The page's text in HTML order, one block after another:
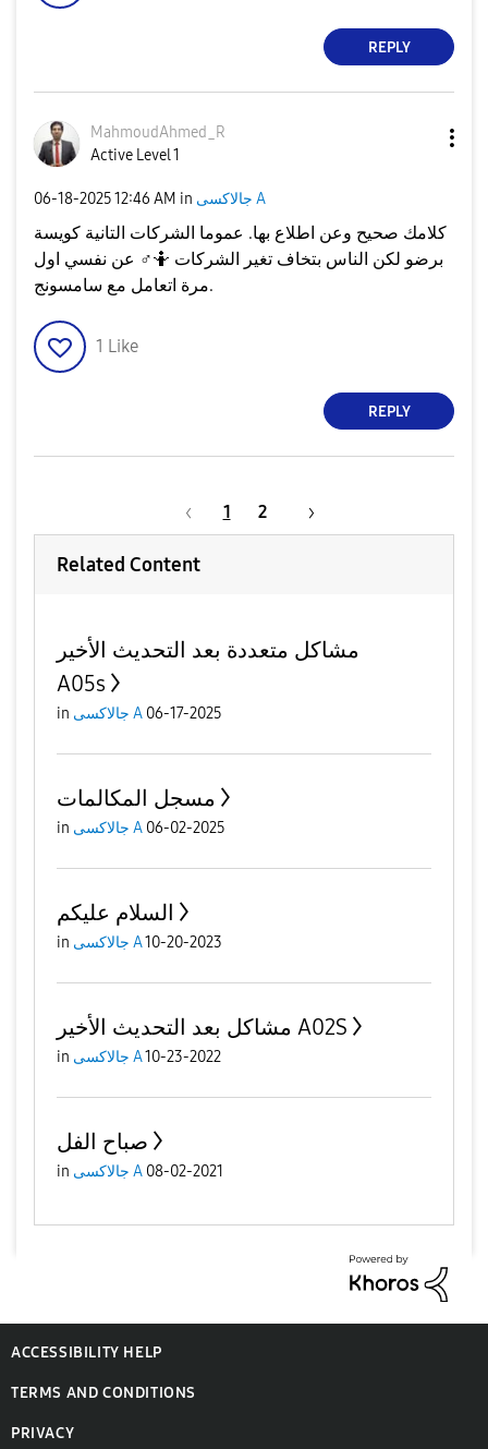
REPLY
MahmoudAhmed_R
Active Level 1
‎06-18-202512:46 AM in جالاكسى A
كلامك صحيح وعن اطلاع بها. عموما الشركات التانية كويسة
برضو لكن الناس بتخاف تغير الشركات 🤷‍♂️ عن نفسي اول
مرة اتعامل مع سامسونج.
1 Like
REPLY
1 2
Related Content
مشاكل متعددة بعد التحديث الأخير
A05s
in جالاكسى A 06-17-2025
مسجل المكالمات
in جالاكسى A 06-02-2025
السلام عليكم
in جالاكسى A10-20-2023
مشاكل بعد التحديث الأخير A02S
in جالاكسى A10-23-2022
صباح الفل
in جالاكسى A 08-02-2021
ACCESSIBILITY HELP
TERMS AND CONDITIONS
PRIVACY